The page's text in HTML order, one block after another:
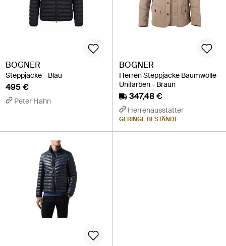
BOGNER
Steppjacke - Blau
495 €
Peter Hahn
BOGNER
Herren Steppjacke Baumwolle
Unifarben - Braun
347,48 €
Herrenausstatter
GERINGE BESTÄNDE